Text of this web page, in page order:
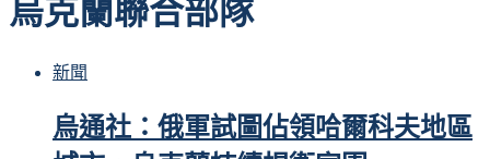
烏克蘭聯合部隊
新聞
烏通社：俄軍試圖佔領哈爾科夫地區